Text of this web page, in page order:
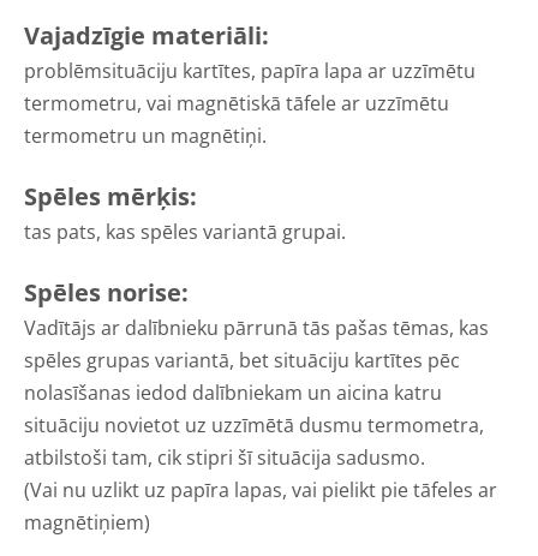
Vajadzīgie materiāli:
problēmsituāciju kartītes, papīra lapa ar uzzīmētu
termometru, vai magnētiskā tāfele ar uzzīmētu
termometru un magnētiņi.
Spēles mērķis:
tas pats, kas spēles variantā grupai.
Spēles norise:
Vadītājs ar dalībnieku pārrunā tās pašas tēmas, kas
spēles grupas variantā, bet situāciju kartītes pēc
nolasīšanas iedod dalībniekam un aicina katru
situāciju novietot uz uzzīmētā dusmu termometra,
atbilstoši tam, cik stipri šī situācija sadusmo.
(Vai nu uzlikt uz papīra lapas, vai pielikt pie tāfeles ar
magnētiņiem)